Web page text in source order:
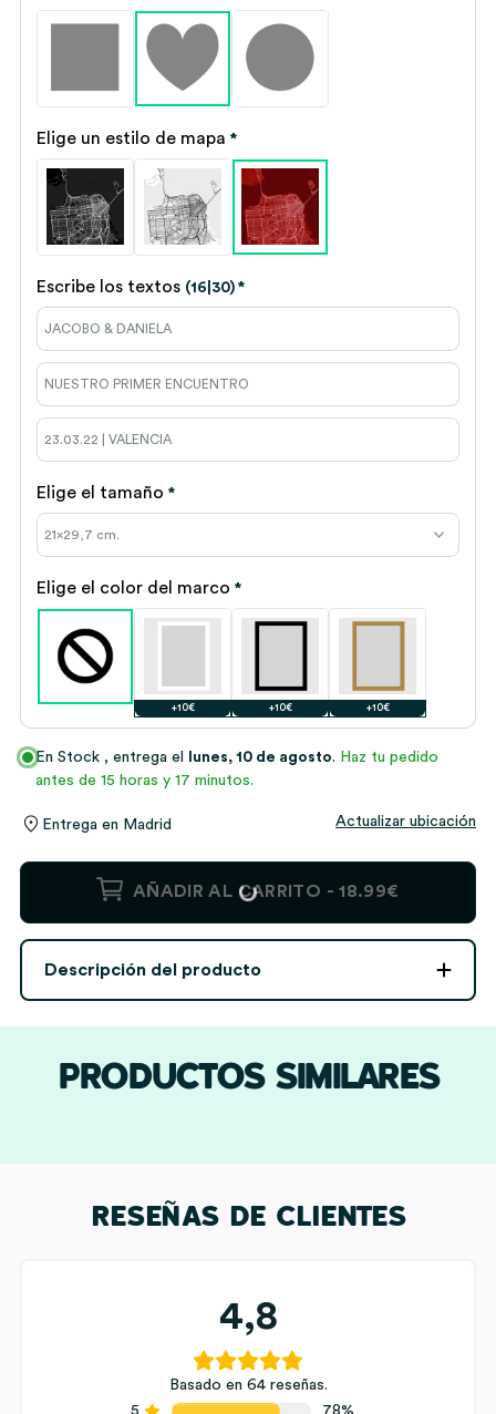
Elige un estilo de mapa *
Escribe los textos (16|30) *
Elige el tamaño *
Elige el color del marco *
+10€ +10€ +10€
En Stock , entrega el lunes, 10 de agosto. Haz tu pedido
antes de 15 horas y 17 minutos.
Entrega en Madrid Actualizar ubicación
Póster
del
con
Ubicación
cantidad
AÑADIR AL CARRITO - 18.99€
Descripción del producto
PRODUCTOS SIMILARES
RESEÑAS DE CLIENTES
4,8
Basado en 64 reseñas.
5
78%